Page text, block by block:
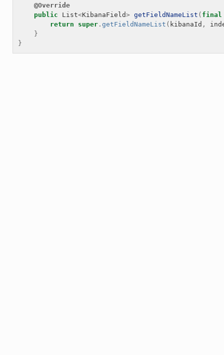
@Override
public
List<KibanaField> getFieldNameList ( final
return
super . getFieldNameList ( kibanaId ,
}
}